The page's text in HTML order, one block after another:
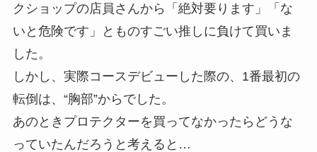
クショップの店員さんから「絶対要ります」「な
いと危険です」とものすごい推しに負けて買いま
した。
しかし、実際コースデビューした際の、1番最初の
転倒は、“胸部”からでした。
あのときプロテクターを買ってなかったらどうな
っていたんだろうと考えると…